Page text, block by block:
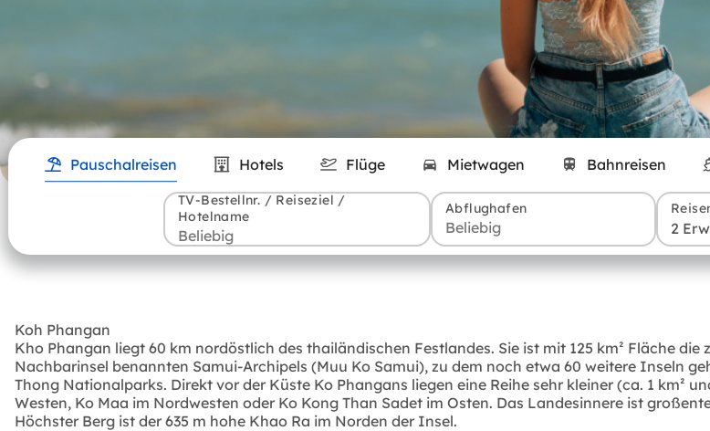
Pauschalreisen Hotels Flüge Mietwagen Bahnreisen
TV-Bestellnr. / Reiseziel /
Hotelname
Abflughafen
2
Koh Phangan
Kho Phangan liegt 60 km nordöstlich des thailändischen Festlandes. Sie ist mit 125 km² Fläche
Nachbarinsel benannten Samui-Archipels (Muu Ko Samui), zu dem noch etwa 60 weitere Inseln
Thong Nationalparks. Direkt vor der Küste Ko Phangans liegen eine Reihe sehr kleiner (ca. 1 km²
Westen, Ko Maa im Nordwesten oder Ko Kong Than Sadet im Osten. Das Landesinnere ist
Höchster Berg ist der 635 m hohe Khao Ra im Norden der Insel.